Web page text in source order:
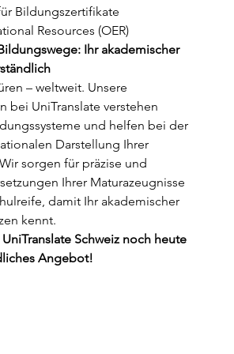
Bildungszertifikate
Resources (OER)
Ihr akademischer
– weltweit. Unsere
bei UniTranslate verstehen
und helfen bei der
Darstellung Ihrer
sorgen für präzise und
Ihrer Maturazeugnisse
damit Ihr akademischer
kennt.
Schweiz noch heute
Angebot!